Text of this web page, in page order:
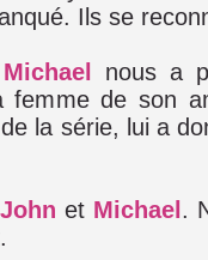
Ils se
Michael
nous a
femme de son
la série, lui a
Johnet Michael .